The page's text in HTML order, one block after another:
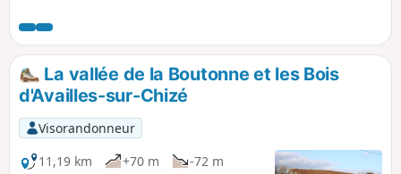
Vernoux, ses lavoirs, deux platanes et la Chapelle Sainte-
Croix. Sans oublier la fontaine de Foncoubert (Foucambert),
le pont gallo-romain, le moulin et le village de Vilaine. Et
enfin, le château et le lavoir de la Grézolle, la Bassée aux
chats et le bois de la Garenne.
La vallée de la Boutonne et les Bois
d'Availles-sur-Chizé
Visorandonneur
11,19 km
+70 m
-72 m